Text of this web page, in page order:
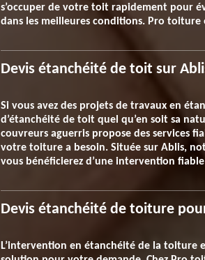
s’occuper de votre toit rapidement pour
dans les meilleures conditions. Pro
Devis étanchéité de toit sur
Si vous avez des projets de travaux en
d’étanchéité de toit quel qu’en soit sa
couvreurs aguerris propose des services
votre toiture a besoin. Située sur Ablis,
vous bénéficierez d’une intervention
Devis étanchéité de toiture
L’intervention en étanchéité de la toiture